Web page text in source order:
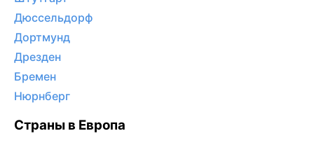
Дюссельдорф
Дортмунд
Дрезден
Бремен
Нюрнберг
Страны в Европа